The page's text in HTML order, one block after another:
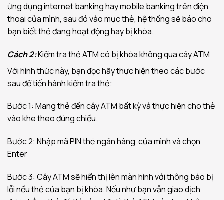
ứng dụng internet banking hay mobile banking trên điện
thoại của mình, sau đó vào mục thẻ, hệ thống sẽ báo cho
bạn biết thẻ đang hoạt động hay bị khóa.
Cách 2:Kiểm tra thẻ ATM có bị khóa không qua cây ATM
Với hình thức này, bạn đọc hãy thực hiện theo các bước
sau để tiến hành kiểm tra thẻ:
Bước 1: Mang thẻ đến cây ATM bất kỳ và thực hiện cho thẻ
vào khe theo đúng chiều.
Bước 2: Nhập mã PIN thẻ ngân hàng của mình và chọn
Enter
Bước 3: Cây ATM sẽ hiển thị lên màn hình với thông báo bị
lỗi nếu thẻ của bạn bị khóa. Nếu như bạn vẫn giao dịch